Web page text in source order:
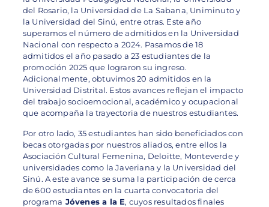
del Rosario, la Universidad de La Sabana, Uniminuto y
la Universidad del Sinú, entre otras. Este año
superamos el número de admitidos en la Universidad
Nacional con respecto a 2024. Pasamos de 18
admitidos el año pasado a 23 estudiantes de la
promoción 2025 que lograron su ingreso.
Adicionalmente, obtuvimos 20 admitidos en la
Universidad Distrital. Estos avances reflejan el impacto
del trabajo socioemocional, académico y ocupacional
que acompaña la trayectoria de nuestros estudiantes.
Por otro lado, 35 estudiantes han sido beneficiados con
becas otorgadas por nuestros aliados, entre ellos la
Asociación Cultural Femenina, Deloitte, Monteverde y
universidades como la Javeriana y la Universidad del
Sinú. A este avance se suma la participación de cerca
de 600 estudiantes en la cuarta convocatoria del
programa Jóvenes a la E, cuyos resultados finales